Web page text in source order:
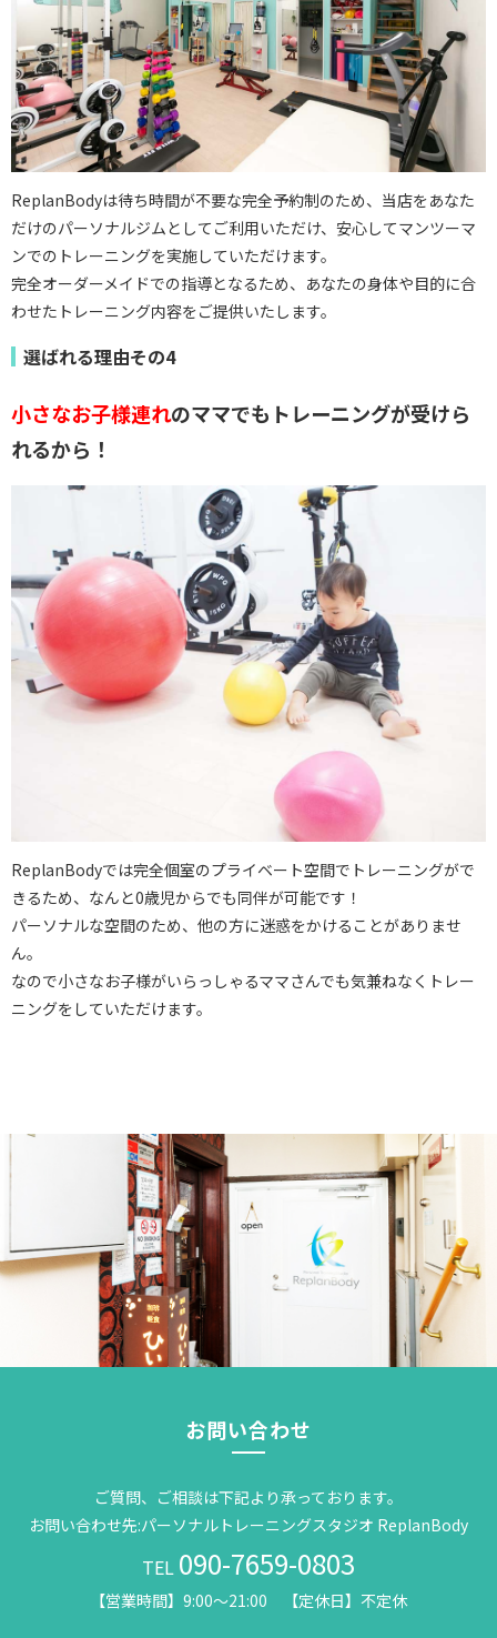
ReplanBodyは待ち時間が不要な完全予約制のため、当店をあなた
だけのパーソナルジムとしてご利用いただけ、安心してマンツーマ
ンでのトレーニングを実施していただけます。
完全オーダーメイドでの指導となるため、あなたの身体や目的に合
わせたトレーニング内容をご提供いたします。
選ばれる理由その4
小さなお子様連れのママでもトレーニングが受けら
れるから！
ReplanBodyでは完全個室のプライベート空間でトレーニングがで
きるため、なんと0歳児からでも同伴が可能です！
パーソナルな空間のため、他の方に迷惑をかけることがありませ
ん。
なので小さなお子様がいらっしゃるママさんでも気兼ねなくトレー
ニングをしていただけます。
お問い合わせ
ご質問、ご相談は下記より承っております。
お問い合わせ先:パーソナルトレーニングスタジオ ReplanBody
TEL 090-7659-0803
【営業時間】9:00～21:00 【定休日】不定休